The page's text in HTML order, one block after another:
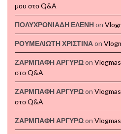
μου στο Q&A
ΠΟΛΥΧΡΟΝΙΑΔΗ ΕΛΕΝΗon
ΡΟΥΜΕΛΙΩΤΗ ΧΡΙΣΤΙΝΑon
ΖΑΡΜΠΑΦΗ ΑΡΓΥΡΩon
στο Q&A
ΖΑΡΜΠΑΦΗ ΑΡΓΥΡΩon
στο Q&A
ΖΑΡΜΠΑΦΗ ΑΡΓΥΡΩon